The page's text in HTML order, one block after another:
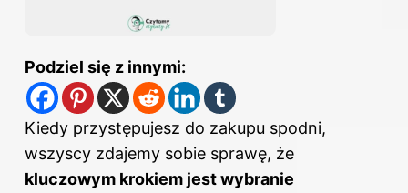
Podziel się z innymi:
Kiedy przystępujesz do zakupu spodni,
wszyscy zdajemy sobie sprawę, że
kluczowym krokiem jest wybranie